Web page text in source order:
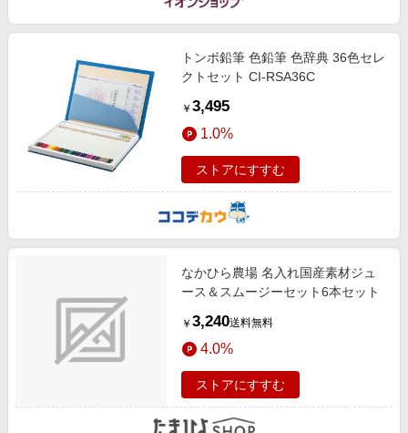
トンボ鉛筆 色鉛筆 色辞典 36色セレ
クトセット CI-RSA36C
￥ 3,495
1.0%
ストアにすすむ
なかひら農場 名入れ国産素材ジュ
ース＆スムージーセット6本セット
￥ 3,240送料無料
4.0%
ストアにすすむ